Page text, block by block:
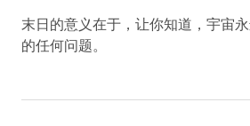
末日的意义在于，让你知道，宇宙
的任何问题。